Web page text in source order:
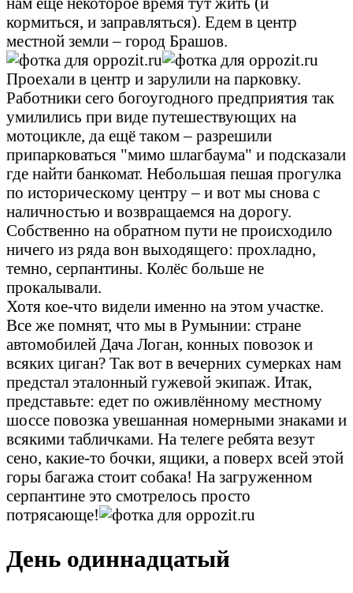
кормиться, и заправляться). Едем в центр
местной земли – город Брашов.
Проехали в центр и зарулили на парковку.
Работники сего богоугодного предприятия так
умилились при виде путешествующих на
мотоцикле, да ещё таком – разрешили
припарковаться "мимо шлагбаума" и подсказали
где найти банкомат. Небольшая пешая прогулка
по историческому центру – и вот мы снова с
наличностью и возвращаемся на дорогу.
Собственно на обратном пути не происходило
ничего из ряда вон выходящего: прохладно,
темно, серпантины. Колёс больше не
прокалывали.
Хотя кое-что видели именно на этом участке.
Все же помнят, что мы в Румынии: стране
автомобилей Дача Логан, конных повозок и
всяких циган? Так вот в вечерних сумерках нам
предстал эталонный гужевой экипаж. Итак,
представьте: едет по оживлённому местному
шоссе повозка увешанная номерными знаками и
всякими табличками. На телеге ребята везут
сено, какие-то бочки, ящики, а поверх всей этой
горы багажа стоит собака! На загруженном
серпантине это смотрелось просто
потрясающе!
День одиннадцатый